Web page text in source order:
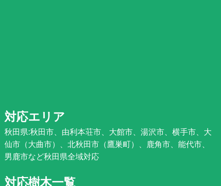
対応エリア
秋田県:秋田市、由利本荘市、大館市、湯沢市、横手市、大
仙市（大曲市）、北秋田市（鷹巣町）、鹿角市、能代市、
男鹿市など秋田県全域対応
対応樹木一覧